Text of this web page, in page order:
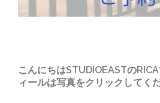
こんにちはSTUDIOEASTの
ィールは写真をクリックしてくだ